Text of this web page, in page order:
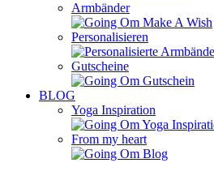
Armbänder
Personalisieren
Gutscheine
BLOG
Yoga Inspiration
From my heart